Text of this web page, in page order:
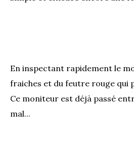
En inspectant rapidement le
fraiches et du feutre rouge
Ce moniteur est déjà passé
mal...